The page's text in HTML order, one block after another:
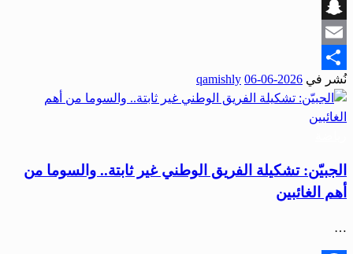
Viber
Snapchat
Email
Share
نُشر في 2026-06-06
qamishly
الجبيّن: تشكيلة الفريق الوطني غير ثابتة.. والسوما من
أهم الغائبين
…